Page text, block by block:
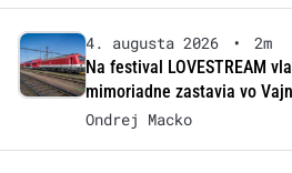
4. augusta 2026 •
2m
Na festival LOVESTREAM
mimoriadne zastavia vo
Ondrej Macko